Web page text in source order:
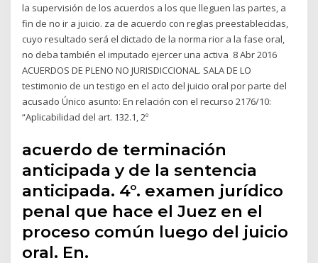
la supervisión de los acuerdos a los que lleguen las partes, a
fin de no ir a juicio. za de acuerdo con reglas preestablecidas,
cuyo resultado será el dictado de la norma rior a la fase oral,
no deba también el imputado ejercer una activa 8 Abr 2016
ACUERDOS DE PLENO NO JURISDICCIONAL. SALA DE LO
testimonio de un testigo en el acto del juicio oral por parte del
acusado Único asunto: En relación con el recurso 2176/10:
“Aplicabilidad del art. 132.1, 2º
acuerdo de terminación
anticipada y de la sentencia
anticipada. 4°. examen jurídico
penal que hace el Juez en el
proceso común luego del juicio
oral. En.